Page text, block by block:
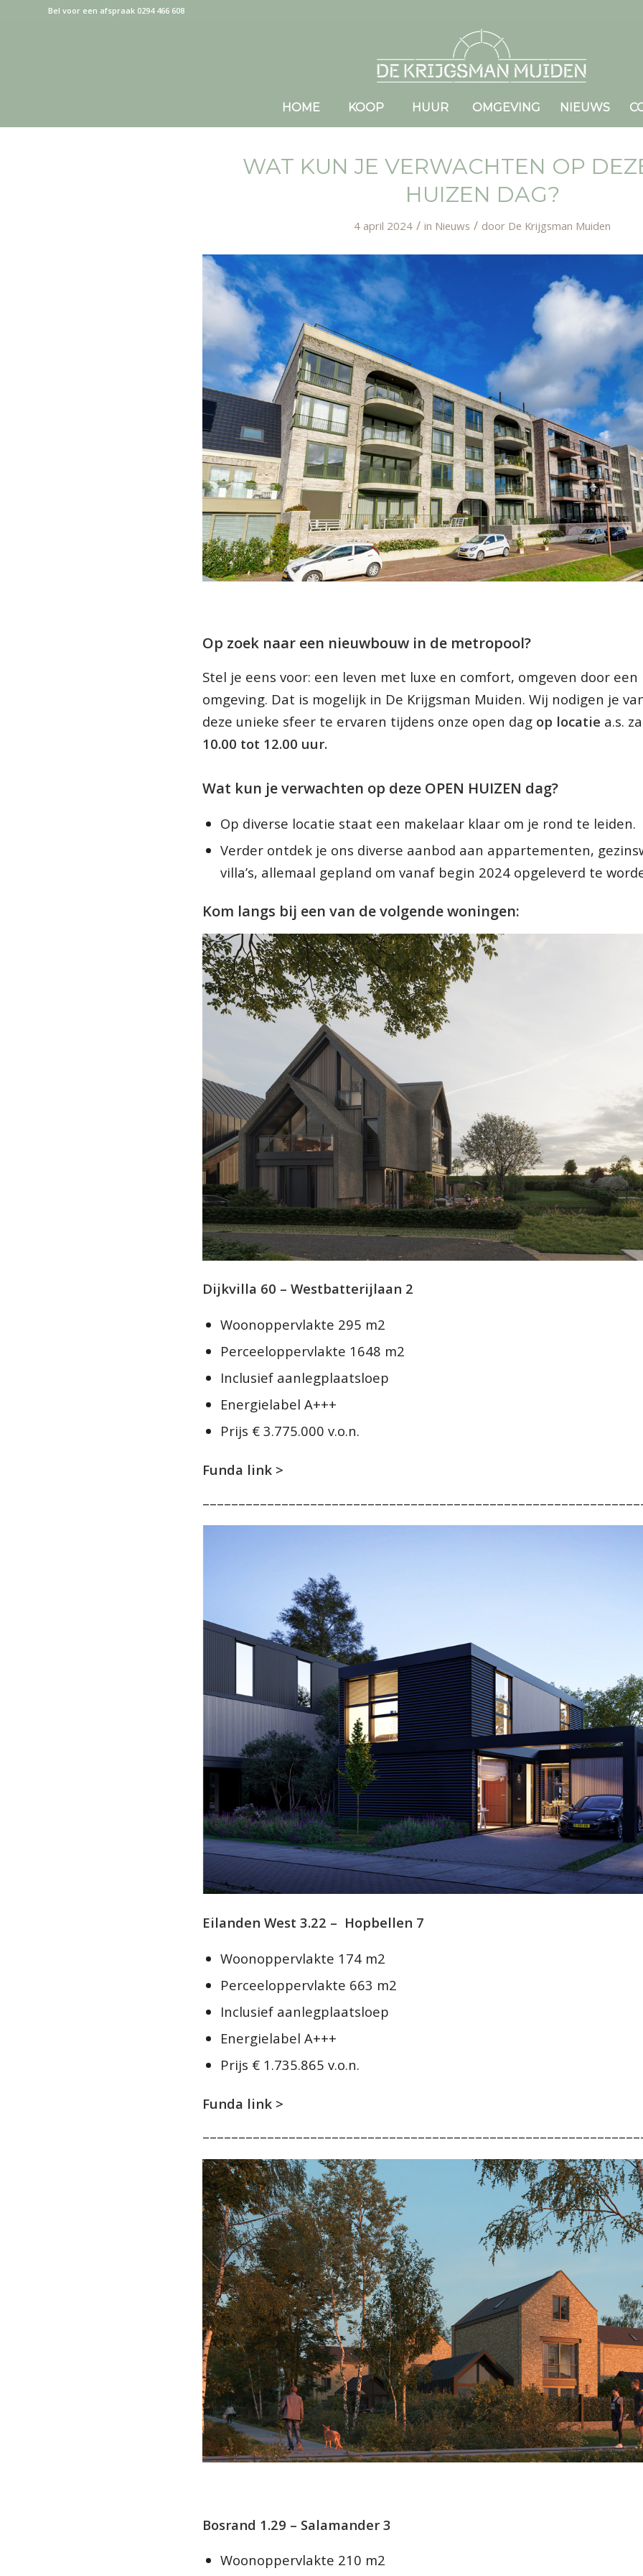
Bel voor een afspraak 0294 466 608
HOME KOOP HUUR OMGEVING NIEUWS
WAT KUN JE VERWACHTEN OP
HUIZEN DAG?
4 april 2024 / in Nieuws / door De Krijgsman Muiden
Op zoek naar een nieuwbouw in de metropool?
Stel je eens voor: een leven met luxe en comfort, omgeven door
omgeving. Dat is mogelijk in De Krijgsman Muiden. Wij nodigen je
deze unieke sfeer te ervaren tijdens onze open dag op locatie a.s.
10.00 tot 12.00 uur.
Wat kun je verwachten op deze OPEN HUIZEN dag?
Op diverse locatie staat een makelaar klaar om je rond te leiden.
Verder ontdek je ons diverse aanbod aan appartementen,
villa’s, allemaal gepland om vanaf begin 2024 opgeleverd te
Kom langs bij een van de volgende woningen:
Dijkvilla 60 – Westbatterijlaan 2
Woonoppervlakte 295 m2
Perceeloppervlakte 1648 m2
Inclusief aanlegplaatsloep
Energielabel A+++
Prijs € 3.775.000 v.o.n.
Funda link >
Eilanden West 3.22 – Hopbellen 7
Woonoppervlakte 174 m2
Perceeloppervlakte 663 m2
Inclusief aanlegplaatsloep
Energielabel A+++
Prijs € 1.735.865 v.o.n.
Funda link >
Bosrand 1.29 – Salamander 3
Woonoppervlakte 210 m2